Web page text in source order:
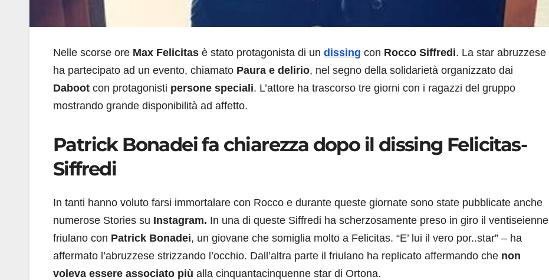
Nelle scorse ore Max Felicitas è stato protagonista di un dissing con Rocco Siffredi. La star abruzzese
ha partecipato ad un evento, chiamato Paura e delirio, nel segno della solidarietà organizzato dai
Daboot con protagonisti persone speciali. L’attore ha trascorso tre giorni con i ragazzi del gruppo
mostrando grande disponibilità ad affetto.
Patrick Bonadei fa chiarezza dopo il dissing Felicitas-
Siffredi
In tanti hanno voluto farsi immortalare con Rocco e durante queste giornate sono state pubblicate anche
numerose Stories su Instagram. In una di queste Siffredi ha scherzosamente preso in giro il ventiseienne
friulano con Patrick Bonadei, un giovane che somiglia molto a Felicitas. “E’ lui il vero por..star” – ha
affermato l’abruzzese strizzando l’occhio. Dall’altra parte il friulano ha replicato affermando che non
voleva essere associato più alla cinquantacinquenne star di Ortona.